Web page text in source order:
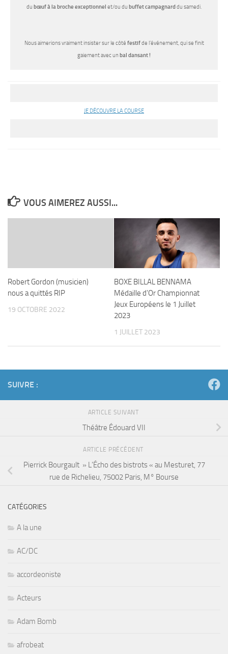
du bœuf à la broche exceptionnel et/ou du buffet campagnarddu samedi.
Nous aimerions vraiment insister sur le côté festifde l’événement, qui se finit
gaiement avec un bal dansant !
JE DÉCOUVRE LA COURSE
VOUS AIMEREZ AUSSI...
Robert Gordon (musicien)
nous a quittés RIP
19 OCTOBRE 2022
BOXE BILLAL BENNAMA
Médaille d’Or Championnat
Jeux Européens le 1 Juillet
2023
1 JUILLET 2023
SUIVRE :
ARTICLE SUIVANT
Théâtre Édouard VII
ARTICLE PRÉCÉDENT
Pierrick Bourgault » L’Écho des bistrots « au Mesturet, 77
rue de Richelieu, 75002 Paris, M° Bourse
CATÉGORIES
A la une
AC/DC
accordeoniste
Acteurs
Adam Bomb
afrobeat